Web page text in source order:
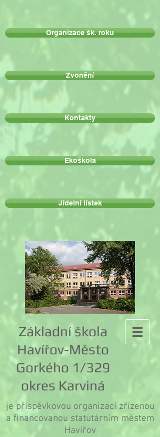
Organizace šk. roku
Zvonění
Kontakty
Ekoškola
Jídelní lístek
Základní škola
Havířov-Město
Gorkého 1/329
okres Karviná
je příspěvkovou organizací zřízenou
a financovanou statutárním městem
Havířov